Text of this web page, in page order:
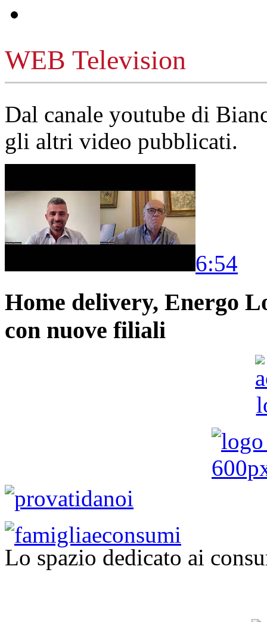
WEB Television
Dal canale youtube di
gli altri video pubblicati.
6:54
Home delivery, Energo
con nuove filiali
Lo spazio dedicato ai